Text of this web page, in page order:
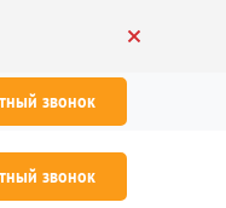
звонок
звонок